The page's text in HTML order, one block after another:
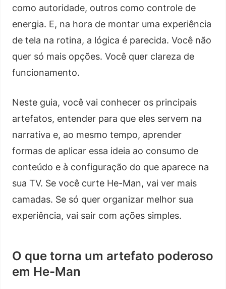
como autoridade, outros como controle de
energia. E, na hora de montar uma experiência
de tela na rotina, a lógica é parecida. Você não
quer só mais opções. Você quer clareza de
funcionamento.
Neste guia, você vai conhecer os principais
artefatos, entender para que eles servem na
narrativa e, ao mesmo tempo, aprender
formas de aplicar essa ideia ao consumo de
conteúdo e à configuração do que aparece na
sua TV. Se você curte He-Man, vai ver mais
camadas. Se só quer organizar melhor sua
experiência, vai sair com ações simples.
O que torna um artefato poderoso
em He-Man